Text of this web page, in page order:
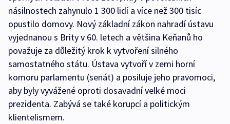
násilnostech zahynulo 1 300 lidí a více než 300 tisíc
opustilo domovy. Nový základní zákon nahradí ústavu
vyjednanou s Brity v 60. letech a většina Keňanů ho
považuje za důležitý krok k vytvoření silného
samostatného státu. Ústava vytvoří v zemi horní
komoru parlamentu (senát) a posiluje jeho pravomoci,
aby byly vyvážené oproti dosavadní velké moci
prezidenta. Zabývá se také korupcí a politickým
klientelismem.